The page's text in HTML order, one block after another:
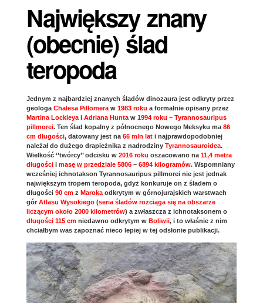
Największy znany
(obecnie) ślad
teropoda
Jednym z najbardziej znanych śladów dinozaura jest odkryty przez
geologaChalesa Pillomeraw 1983 roku a formalnie opisany przez
Martina Lockleyai Adriana Huntaw 1994 roku – Tyrannosauripus
pillmorei. Ten ślad kopalny z północnego Nowego Meksyku ma86
cm długości, datowany jest na66 mln lat i najprawdopodobniej
należał do dużego drapieżnika z nadrodziny Tyrannosauroidea.
Wielkość ‘’twórcy’’ odcisku w 2016 roku oszacowano na11,4 metra
długości imasę w przedziale 5806– 6894 kilogramów. Wspomniany
wcześniej ichnotakson Tyrannosauripus pillmorei nie jest jednak
największym tropem teropoda, gdyż konkuruje on z śladem o
długości90 cmz Marokaodkrytym w górnojurajskich warstwach
gór Atlasu Wysokiego(seria śladów rozciąga się na obszarze
liczącym około 2000 kilometrów) a zwłaszcza z ichnotaksonem o
długości 115 cmniedawno odkrytym w Boliwii, i to właśnie z nim
chciałbym was zapoznać nieco lepiej w tej odsłonie publikacji.